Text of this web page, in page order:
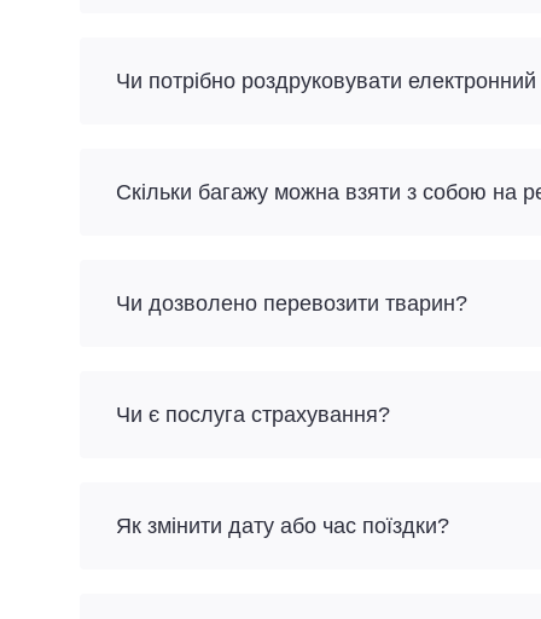
Чи потрібно роздруковувати електронний
Скільки багажу можна взяти з собою на
Чи дозволено перевозити тварин?
Чи є послуга страхування?
Як змінити дату або час поїздки?